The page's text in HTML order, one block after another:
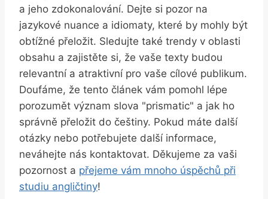
a jeho zdokonalování. Dejte si pozor na
jazykové nuance a idiomaty, které by mohly být
obtížné přeložit. Sledujte také trendy v oblasti
obsahu a zajistěte si, že vaše texty budou
relevantní a atraktivní pro vaše cílové publikum.
Doufáme, že tento článek vám pomohl lépe
porozumět význam slova "prismatic" a jak ho
správně přeložit do češtiny. Pokud máte další
otázky nebo potřebujete další informace,
neváhejte nás kontaktovat. Děkujeme za vaši
pozornost a přejeme vám mnoho úspěchů při
studiu angličtiny!